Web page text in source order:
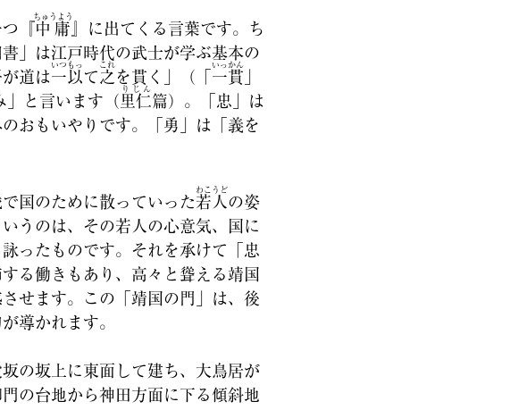
『 中庸
ちゅうよう
』に出てくる言葉です。ち
」は江戸時代の武士が学ぶ基本の
道は一以
いつもっ
て 之
これ
を貫く」（「 一貫
いっかん
」と言います（ 里仁
りじん
篇）。「忠」は
おもいやりです。「勇」は「義を
国のために散っていった若人
わこうど
の姿
うのは、その若人の心意気、国に
ったものです。それを承けて「忠
る働きもあり、高々と聳える靖国
せます。この「靖国の門」は、後
導かれます。
の坂上に東面して建ち、大鳥居が
の台地から神田方面に下る傾斜地